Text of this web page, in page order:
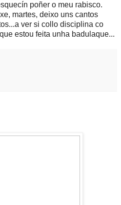
poñer o meu rabisco.
martes, deixo uns cantos
ver si collo disciplina co
estou feita unha badulaque...